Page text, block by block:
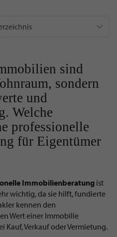
sind
sondern
und
Welche
professionelle
für Eigentümer
Immobilienberatung ist
wichtig, da sie hilft, fundierte
kennen den
Wert einer Immobilie
Kauf, Verkauf oder Vermietung.